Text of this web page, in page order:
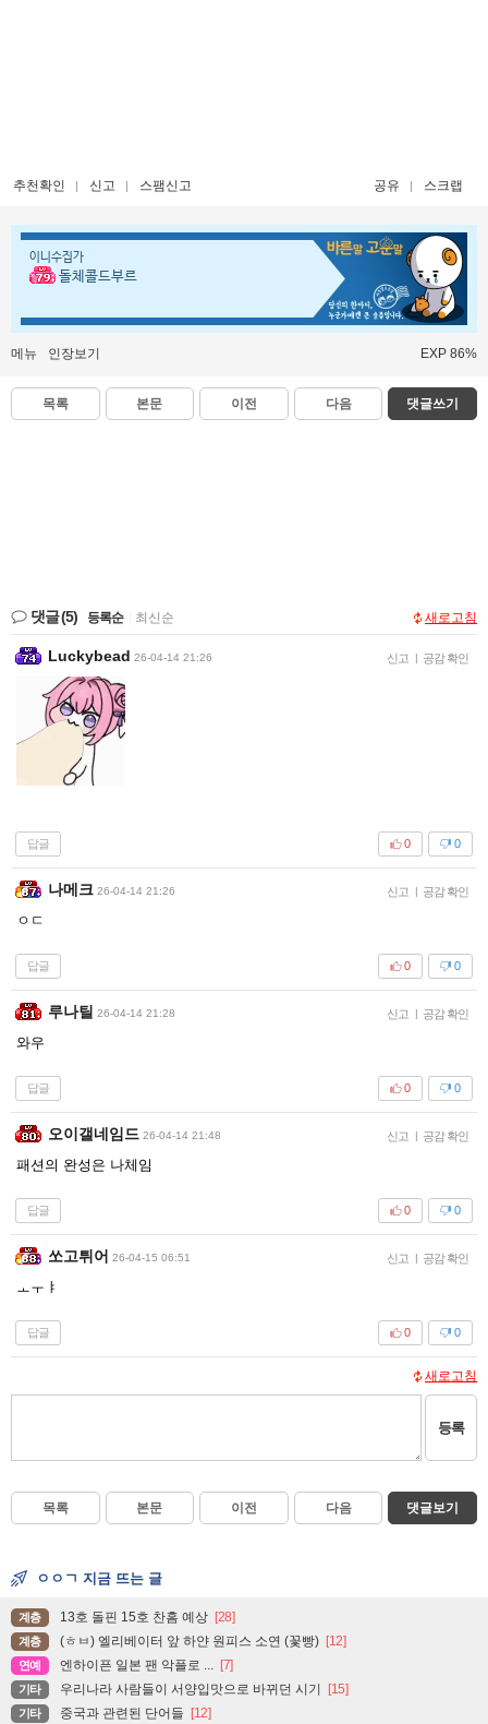
추천확인 신고 스팸신고 공유 스크랩
이니수집가
돌체콜드부르
메뉴 인장보기 EXP 86%
목록 본문 이전 다음 댓글쓰기
댓글(5) 등록순 최신순 새로고침
Luckybead 26-04-14 21:26 신고 | 공감 확인
답글 0
0
나메크 26-04-14 21:26 신고 | 공감 확인
ㅇㄷ
답글 0
0
루나틸 26-04-14 21:28 신고 | 공감 확인
와우
답글 0
0
오이갤네임드 26-04-14 21:48 신고 | 공감 확인
패션의 완성은 나체임
답글 0
0
쏘고튀어 26-04-15 06:51 신고 | 공감 확인
ㅗㅜㅑ
답글 0
0
새로고침
등록
목록 본문 이전 다음 댓글보기
ㅇㅇㄱ 지금 뜨는 글
계층 13호 돌핀 15호 찬홈 예상 [28]
계층 (ㅎㅂ) 엘리베이터 앞 하얀 원피스 소연 (꽃빵) [12]
연예 엔하이픈 일본 팬 악플로 ... [7]
기타 우리나라 사람들이 서양입맛으로 바뀌던 시기 [15]
기타 중국과 관련된 단어들 [12]